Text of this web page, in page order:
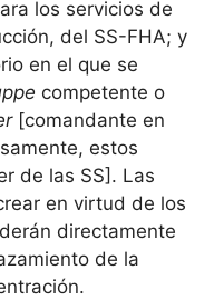
los servicios de
del SS-FHA; y
en el que se
competente o
[comandante en
estos
de las SS]. Las
en virtud de los
directamente
de la